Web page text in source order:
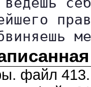
файл 413.